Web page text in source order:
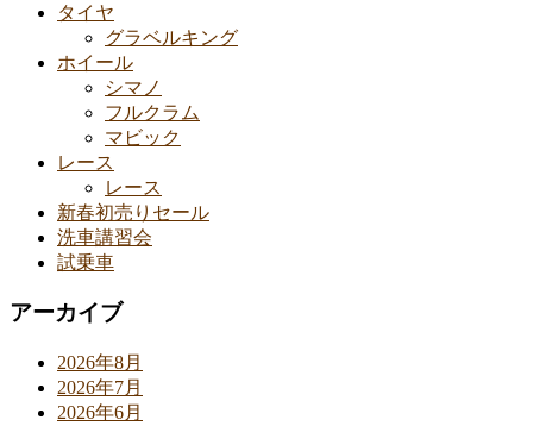
タイヤ
グラベルキング
ホイール
シマノ
フルクラム
マビック
レース
レース
新春初売りセール
洗車講習会
試乗車
アーカイブ
2026年8月
2026年7月
2026年6月